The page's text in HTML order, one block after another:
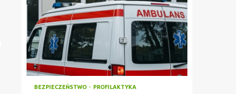
BEZPIECZEŃSTWO PROFILAKTYKA